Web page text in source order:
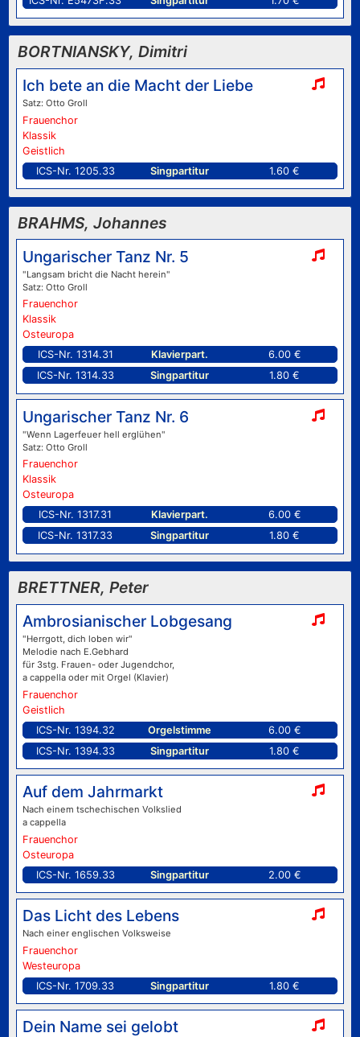
BORTNIANSKY, Dimitri
Ich bete an die Macht der Liebe
Satz: Otto Groll
Frauenchor
Klassik
Geistlich
ICS-Nr. 1205.33
Singpartitur 1.60 €
BRAHMS, Johannes
Ungarischer Tanz Nr. 5
"Langsam bricht die Nacht herein"
Satz: Otto Groll
Frauenchor
Klassik
Osteuropa
ICS-Nr. 1314.31
Klavierpart.
6.00 €
ICS-Nr. 1314.33
Singpartitur 1.80 €
Ungarischer Tanz Nr. 6
"Wenn Lagerfeuer hell erglühen"
Satz: Otto Groll
Frauenchor
Klassik
Osteuropa
ICS-Nr. 1317.31
Klavierpart.
6.00 €
ICS-Nr. 1317.33
Singpartitur 1.80 €
BRETTNER, Peter
Ambrosianischer Lobgesang
"Herrgott, dich loben wir"
Melodie nach E.Gebhard
für 3stg. Frauen- oder Jugendchor,
a cappella oder mit Orgel (Klavier)
Frauenchor
Geistlich
ICS-Nr. 1394.32
Orgelstimme
6.00 €
ICS-Nr. 1394.33
Singpartitur 1.80 €
Auf dem Jahrmarkt
Nach einem tschechischen Volkslied
a cappella
Frauenchor
Osteuropa
ICS-Nr. 1659.33
Singpartitur 2.00 €
Das Licht des Lebens
Nach einer englischen Volksweise
Frauenchor
Westeuropa
ICS-Nr. 1709.33
Singpartitur 1.80 €
Dein Name sei gelobt